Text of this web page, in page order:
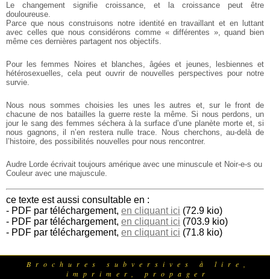
Le changement signifie croissance, et la croissance peut être
douloureuse.
Parce que nous construisons notre identité en travaillant et en luttant
avec celles que nous considérons comme « différentes », quand bien
même ces dernières partagent nos objectifs.
Pour les femmes Noires et blanches, âgées et jeunes, lesbiennes et
hétérosexuelles, cela peut ouvrir de nouvelles perspectives pour notre
survie.
Nous nous sommes choisies les unes les autres et, sur le front de
chacune de nos batailles la guerre reste la même. Si nous perdons, un
jour le sang des femmes séchera à la surface d’une planète morte et, si
nous gagnons, il n’en restera nulle trace. Nous cherchons, au-delà de
l’histoire, des possibilités nouvelles pour nous rencontrer.
Audre Lorde écrivait toujours amérique avec une minuscule et Noir-e-s ou
Couleur avec une majuscule.
ce texte est aussi consultable en :
- PDF par téléchargement, en cliquant ici (72.9 kio)
- PDF par téléchargement, en cliquant ici (703.9 kio)
- PDF par téléchargement, en cliquant ici (71.8 kio)
Brochures subversives à lire,
imprimer, propager